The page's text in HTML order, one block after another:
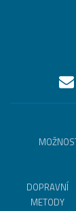
DOPRAVNÍ
METODY